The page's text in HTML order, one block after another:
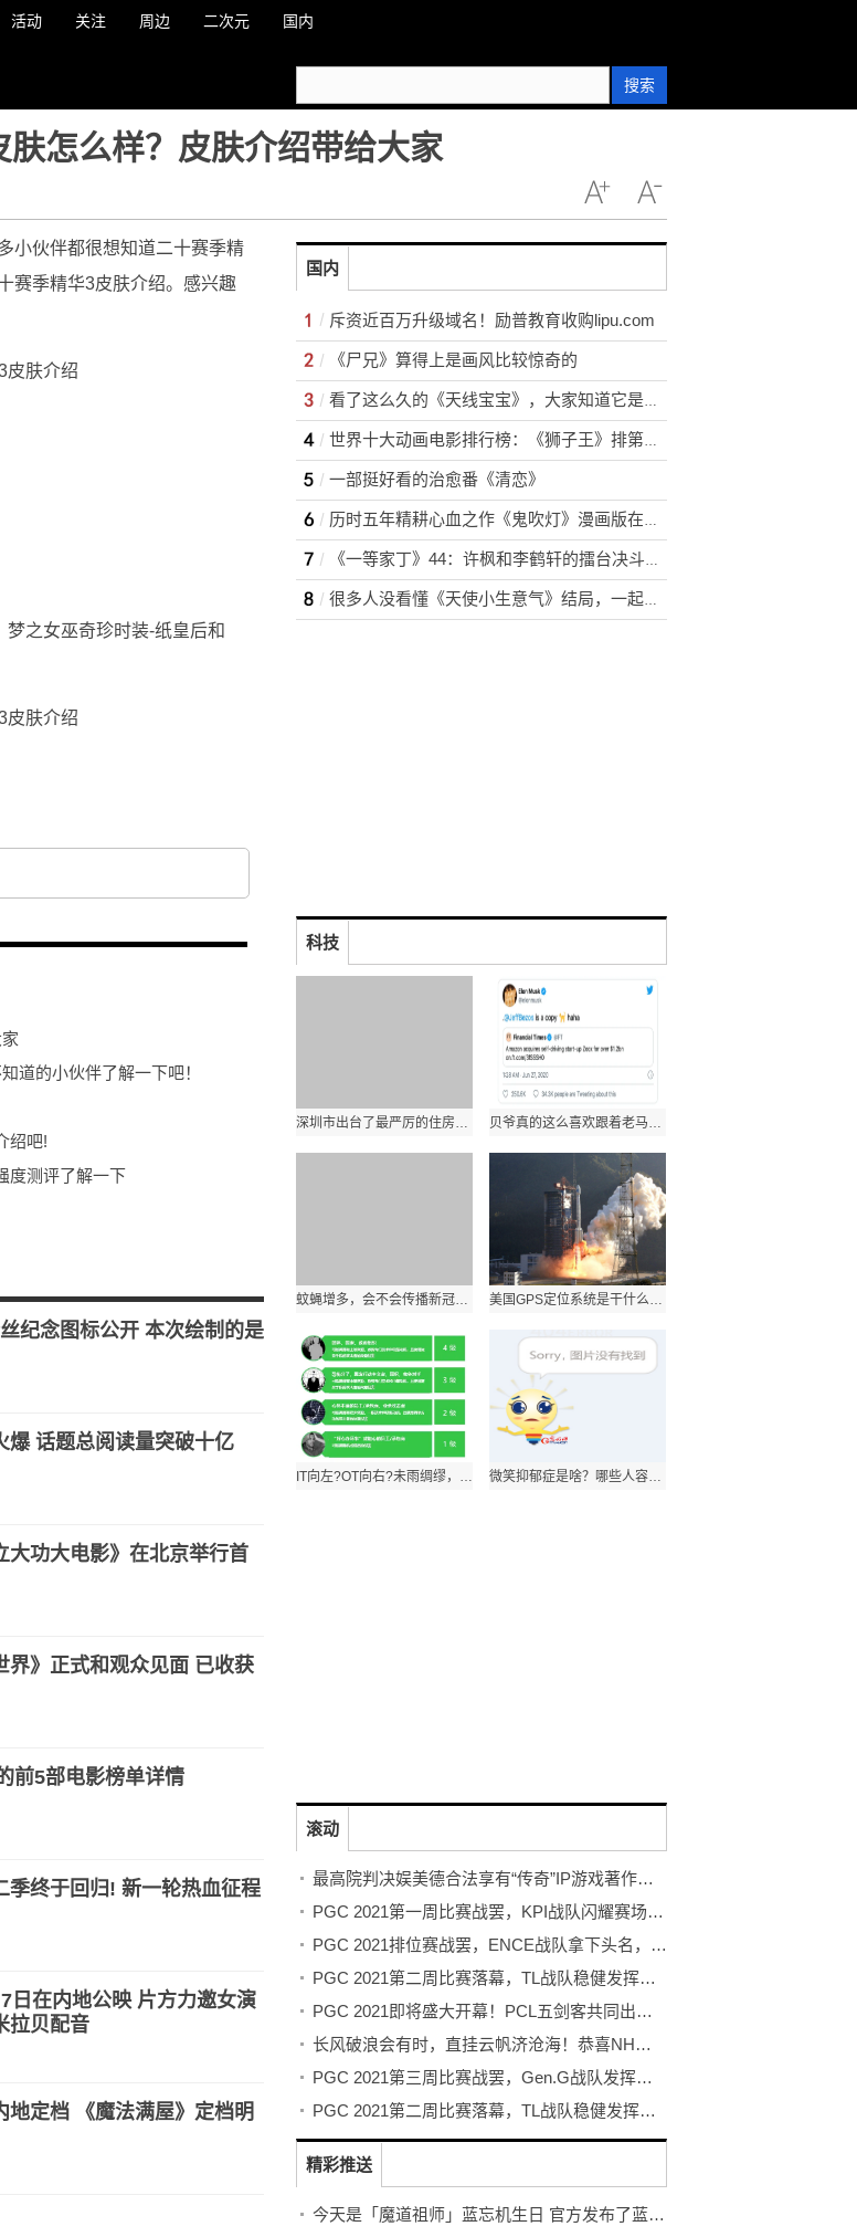
活动 关注 周边 二次元 国内
搜索
肤怎么样？皮肤介绍带给大家
小伙伴都很想知道二十赛季精
赛季精华3皮肤介绍。感兴趣
之女巫奇珍时装-纸皇后和
道的小伙伴了解一下吧！
绍吧!
度测评了解一下
纪念图标公开 本次绘制的是
爆 话题总阅读量突破十亿
大功大电影》在北京举行首
界》正式和观众见面 已收获
前5部电影榜单详情
季终于回归! 新一轮热血征程
日在内地公映 片方力邀女演
拉贝配音
地定档 《魔法满屋》定档明
国内
斥资近百万升级域名！励普教育收购lipu.com
《尸兄》算得上是画风比较惊奇的
看了这么久的《天线宝宝》，大家知道它是怎么拍摄的吗?
世界十大动画电影排行榜：《狮子王》排第几？一起来看看吧！
一部挺好看的治愈番《清恋》
历时五年精耕心血之作《鬼吹灯》漫画版在众多读者期待中清新上市!
《一等家丁》44：许枫和李鹤轩的擂台决斗逐渐到了高潮
很多人没看懂《天使小生意气》结局，一起了解一下吧！
科技
深圳市出台了最严厉的住房调控政策，被称为史无前例的“深八条” 贝爷真的这么喜欢跟着老马的脚步走?
蚊蝇增多，会不会传播新冠病毒?一起来听听专家的解答 美国GPS定位系统是干什么的？能干扰我军导弹吗？
IT向左?OT向右?未雨绸缪，强化电网系统的网络安全防护 微笑抑郁症是啥？哪些人容易“中招”？
滚动
最高院判决娱美德合法享有“传奇”IP游戏著作权 盛趣游戏声明不实
PGC 2021第一周比赛战罢，KPI战队闪耀赛场夺得周冠
PGC 2021排位赛战罢，ENCE战队拿下头名，NH战队位列第三
PGC 2021第二周比赛落幕，TL战队稳健发挥勇夺周冠
PGC 2021即将盛大开幕！PCL五剑客共同出征剑指荣耀！
长风破浪会有时，直挂云帆济沧海！恭喜NH战队荣获PGC2021总冠军！
PGC 2021第三周比赛战罢，Gen.G战队发挥神勇力捧周冠
PGC 2021第二周比赛落幕，TL战队稳健发挥勇夺周冠
精彩推送
今天是「魔道祖师」蓝忘机生日 官方发布了蓝忘机2022年的生日贺图